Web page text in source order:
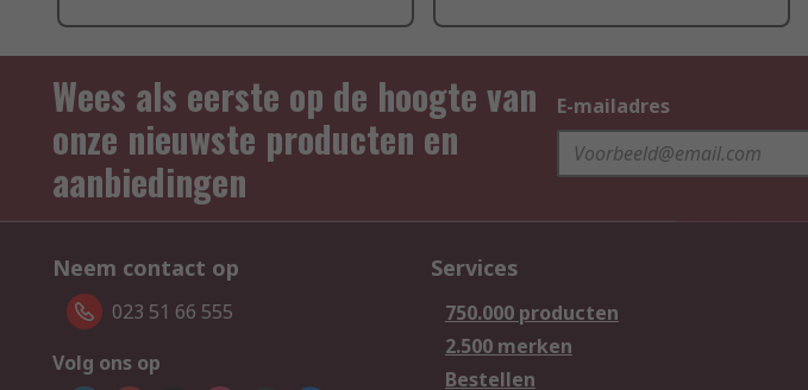
Wees als eerste op de hoogte van
onze nieuwste producten en
aanbiedingen
E-mailadres
Neem contact op
023 51 66 555
Volg ons op
Services
750.000 producten
2.500 merken
Bestellen